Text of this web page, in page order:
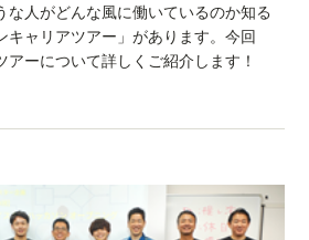
な人がどんな風に働いているのか知る
キャリアツアー」があります。今回
アーについて詳しくご紹介します！